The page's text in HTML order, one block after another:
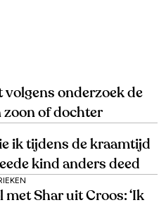
volgens onderzoek de
zoon of dochter
ik tijdens de kraamtijd
kind anders deed
met Shar uit Croos: ‘Ik